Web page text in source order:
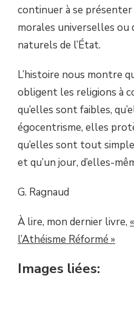
continuer à se
morales universelles
naturels de l’État.
L’histoire nous montre
obligent les religions à
qu’elles sont faibles,
égocentrisme, elles
qu’elles sont tout
et qu’un jour, d’elles-
G. Ragnaud
À lire, mon dernier livre,
l’Athéisme Réformé »
Images liées: